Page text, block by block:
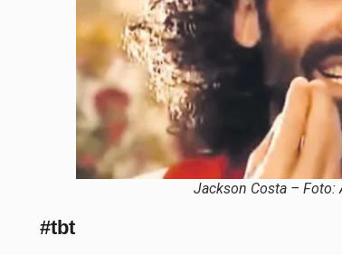
Jackson Costa – Foto:
#tbt